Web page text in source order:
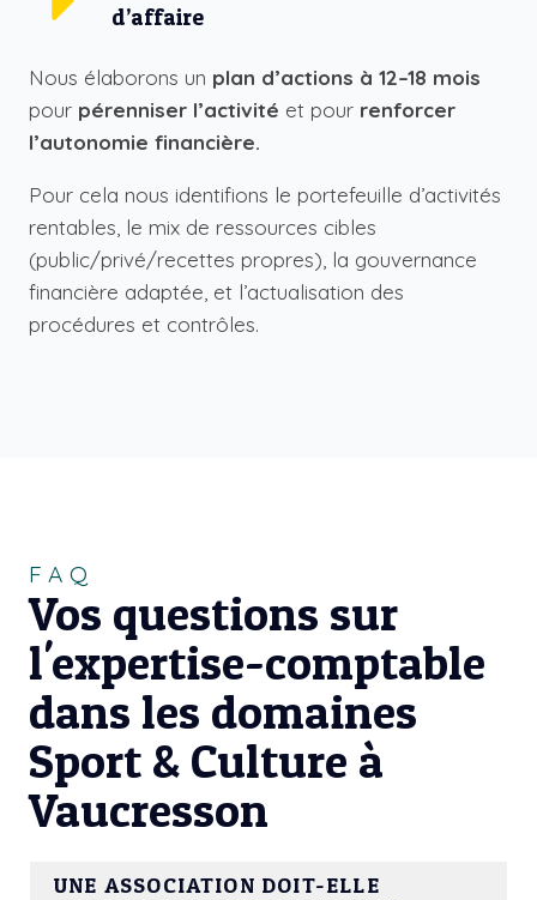
d’affaire
Nous élaborons un plan d’actions à 12–18 mois
pour pérenniser l’activité et pour renforcer
l’autonomie financière.
Pour cela nous identifions le portefeuille d’activités
rentables, le mix de ressources cibles
(public/privé/recettes propres), la gouvernance
financière adaptée, et l’actualisation des
procédures et contrôles.
FAQ
Vos questions sur
l'expertise-comptable
dans les domaines
Sport & Culture à
Vaucresson
UNE ASSOCIATION DOIT-ELLE